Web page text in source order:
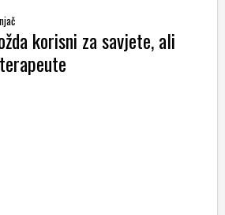
korisni za savjete, ali